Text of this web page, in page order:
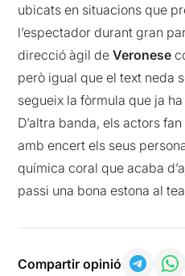
ubicats en situacions que
l’espectador durant gran
direcció àgil de Veronese
però igual que el text neda
segueix la fòrmula que ja
D’altra banda, els actors
amb encert els seus
química coral que acaba
passi una bona estona al
Compartir opinió